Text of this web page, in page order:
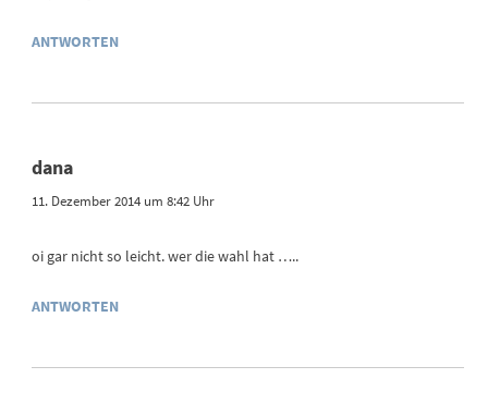
ANTWORTEN
dana
11. Dezember 2014 um 8:42 Uhr
oi gar nicht so leicht. wer die wahl hat …..
ANTWORTEN